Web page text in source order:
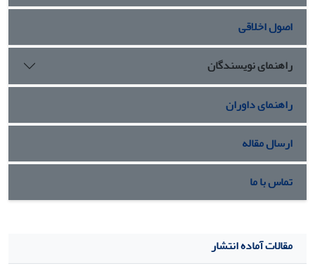
داشته، دامنه گسترده‌تری پیداکرده‌ و ناشران توانسته‌اند بازار
بهتری را برای آثار او بیافرینند.
اصول اخلاقی
راهنمای نویسندگان
راهنمای داوران
ارسال مقاله
تماس با ما
مقالات آماده انتشار